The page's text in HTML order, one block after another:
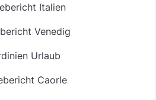
Italien
Venedig
Urlaub
Caorle